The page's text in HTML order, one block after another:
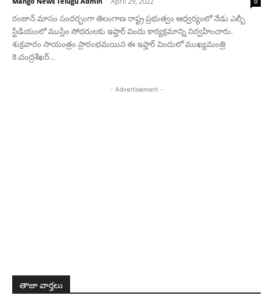
రంజాన్ మాసం సందర్భంగా తెలంగాణ రాష్ట్ర ప్రభుత్వం ఆధ్వర్యంలో నేడు ఎల్బీ
స్టేడియంలో ముస్లిం సోదరులకు ఇఫ్తార్ విందు కార్యక్రమాన్ని నిర్వహించారు.
శుక్రవారం సాయంత్రం ప్రారంభమయిన ఈ ఇఫ్తార్ విందులో ముఖ్యమంత్రి
కె.చంద్రశేఖర్...
- Advertisement -
తాజా వార్తలు